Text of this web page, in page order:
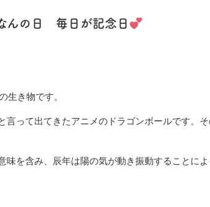
んの日 毎日が記念日
生き物です。
って出てきたアニメのドラゴンボールです。
味を含み、辰年は陽の気が動き振動することに